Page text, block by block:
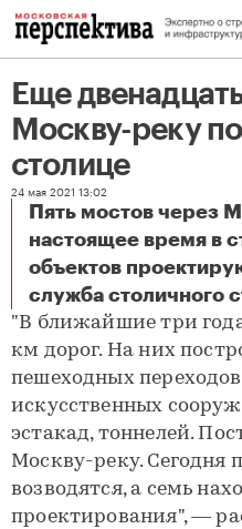
Еще
Москву-реку
столице
24 мая 2021 13:02
Пять мостов через
настоящее время в
объектов
служба столичного
"В ближайшие три
км дорог. На них
пешеходных
искусственных
эстакад, тоннелей.
Москву-реку. Сегодня
возводятся, а семь
проектирования", —